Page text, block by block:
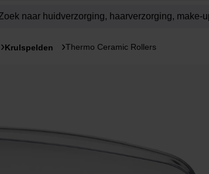
Krulspelden Thermo Ceramic Rollers